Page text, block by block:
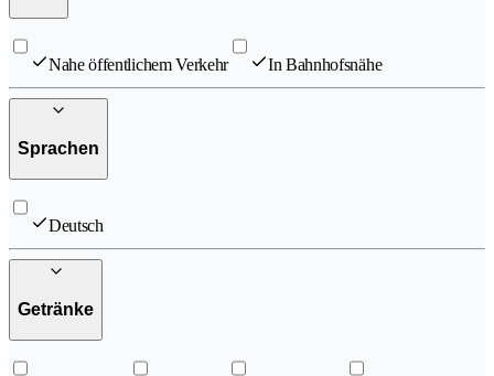
Nahe öffentlichem Verkehr In Bahnhofsnähe
Sprachen
Deutsch
Getränke